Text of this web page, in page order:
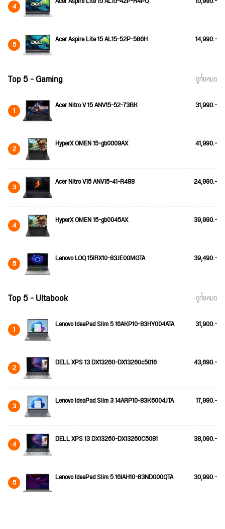
4
5 Acer Aspire Lite 15 AL15-52P-586H 14,990.-
Top 5 - Gaming ดูทั้งหมด
1 Acer Nitro V 15 ANV15-52-73BK 31,990.-
2 HyperX OMEN 15-gb0009AX 41,990.-
3 Acer Nitro V15 ANV15-41-R488 24,990.-
4 HyperX OMEN 15-gb0045AX 39,990.-
5 Lenovo LOQ 15IRX10-83JE00MGTA 39,490.-
Top 5 - Ultabook ดูทั้งหมด
1 Lenovo IdeaPad Slim 5 16AKP10-83HY004ATA 31,900.-
2 DELL XPS 13 DX13260-DX13260c5016 43,690.-
3 Lenovo IdeaPad Slim 3 14ARP10-83K6004JTA 17,990.-
4 DELL XPS 13 DX13260-DX13260C5081 38,090.-
5 Lenovo IdeaPad Slim 5 16IAH10-83ND000QTA 30,990.-